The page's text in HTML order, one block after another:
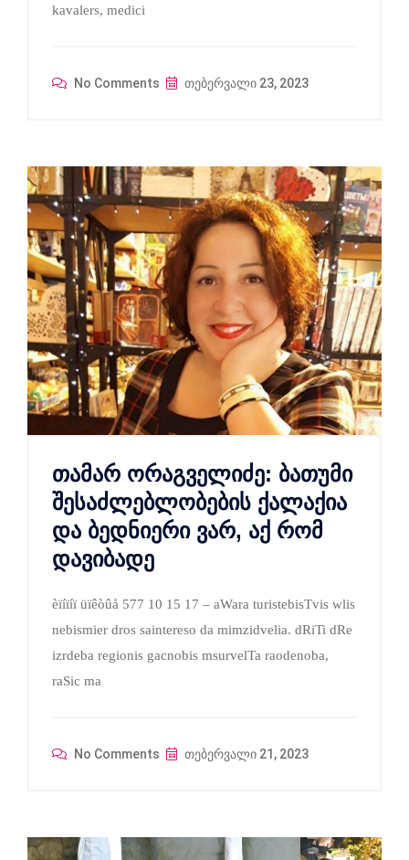
kavalers, medici
No Comments თებერვალი 23, 2023
თამარ ორაგველიძე: ბათუმი
შესაძლებლობების ქალაქია
და ბედნიერი ვარ, აქ რომ
დავიბადე
èïíïíï üïêòûå 577 10 15 17 – aWara turistebisTvis wlis
nebismier dros saintereso da mimzidvelia. dRiTi dRe
izrdeba regionis gacnobis msurvelTa raodenoba,
raSic ma
No Comments თებერვალი 21, 2023